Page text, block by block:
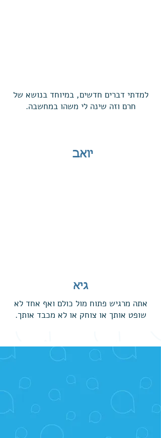
למדתי דברים חדשים, במיוחד בנושא של
חרם וזה שינה לי משהו במחשבה.
יואב
גיא
אתה מרגיש פתוח מול כולם ואף אחד לא
שופט אותך או צוחק או לא מכבד אותך.